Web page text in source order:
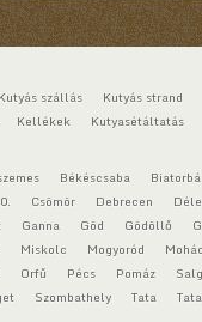
Kutyás szállás
Kutyás strand
Kellékek Kutyasétáltatás
Békéscsaba
Csömör Debrecen
Ganna Göd Gödöllő
Miskolc Mogyoród
Orfű Pécs Pomáz
Szombathely Tata